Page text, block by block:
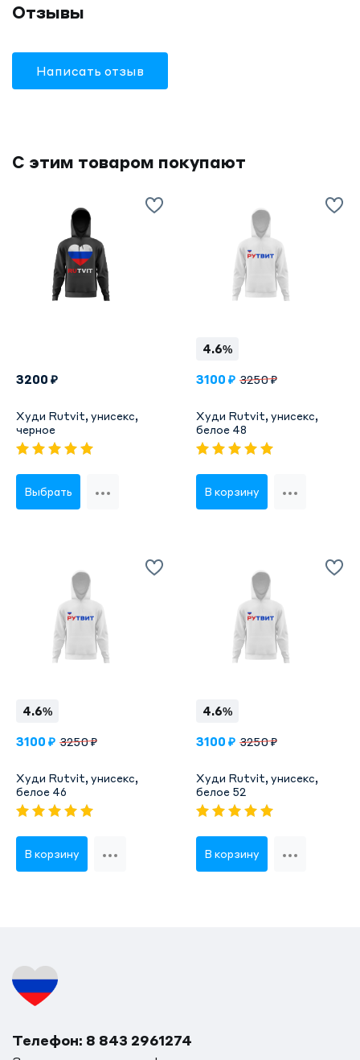
Отзывы
Написать отзыв
С этим товаром покупают
3200 ₽
Худи Rutvit, унисекс,
черное
Выбрать
4.6%
3100 ₽ 3250 ₽
Худи Rutvit, унисекс,
белое 48
В корзину
4.6%
3100 ₽ 3250 ₽
Худи Rutvit, унисекс,
белое 46
В корзину
4.6%
3100 ₽ 3250 ₽
Худи Rutvit, унисекс,
белое 52
В корзину
Телефон: 8 843 2961274